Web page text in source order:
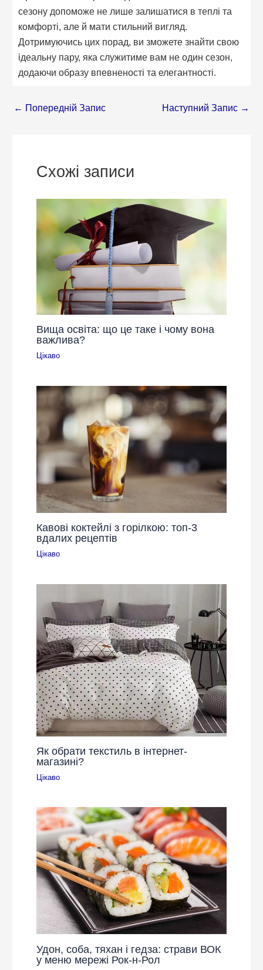
сезону допоможе не лише залишатися в теплі та
комфорті, але й мати стильний вигляд.
Дотримуючись цих порад, ви зможете знайти свою
ідеальну пару, яка служитиме вам не один сезон,
додаючи образу впевненості та елегантності.
← Попередній Запис Наступний Запис →
Схожі записи
Вища освіта: що це таке і чому вона
важлива?
Цікаво
Кавові коктейлі з горілкою: топ-3
вдалих рецептів
Цікаво
Як обрати текстиль в інтернет-
магазині?
Цікаво
Удон, соба, тяхан і гедза: страви ВОК
у меню мережі Рок-н-Рол